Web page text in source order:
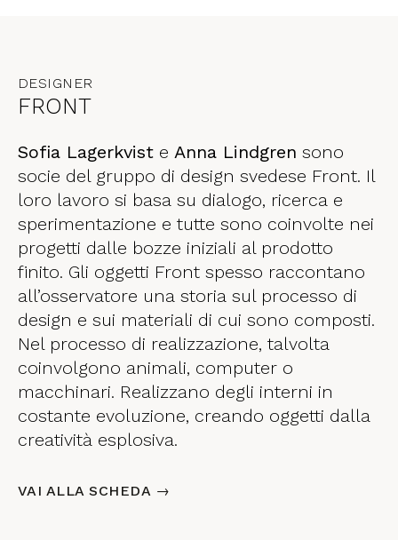
DESIGNER
FRONT
Sofia Lagerkvist e Anna Lindgren sono
socie del gruppo di design svedese Front. Il
loro lavoro si basa su dialogo, ricerca e
sperimentazione e tutte sono coinvolte nei
progetti dalle bozze iniziali al prodotto
finito. Gli oggetti Front spesso raccontano
all’osservatore una storia sul processo di
design e sui materiali di cui sono composti.
Nel processo di realizzazione, talvolta
coinvolgono animali, computer o
macchinari. Realizzano degli interni in
costante evoluzione, creando oggetti dalla
creatività esplosiva.
VAI ALLA SCHEDA →